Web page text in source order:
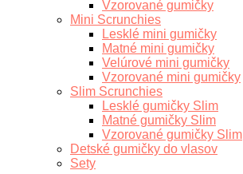
Vzorované gumičky
Mini Scrunchies
Lesklé mini gumičky
Matné mini gumičky
Velúrové mini gumičky
Vzorované mini gumičky
Slim Scrunchies
Lesklé gumičky Slim
Matné gumičky Slim
Vzorované gumičky Slim
Detské gumičky do vlasov
Sety